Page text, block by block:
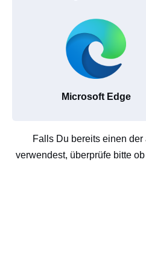
Microsoft Edge
Falls Du bereits einen
verwendest, überprüfe bitte